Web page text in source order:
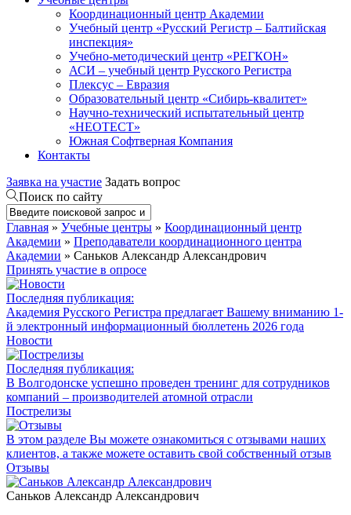
Координационный центр Академии
Учебный центр «Русский Регистр – Балтийская
инспекция»
Учебно-методический центр «РЕГКОН»
АСИ – учебный центр Русского Регистра
Плексус – Евразия
Образовательный центр «Сибирь-квалитет»
Научно-технический испытательный центр
«НЕОТЕСТ»
Южная Софтверная Компания
Контакты
Заявка на участие Задать вопрос
Поиск по сайту
Главная » Учебные центры » Координационный центр
Академии » Преподаватели координационного центра
Академии » Саньков Александр Александрович
Принять участие в опросе
Последняя публикация:
Академия Русского Регистра предлагает Вашему вниманию 1-
й электронный информационный бюллетень 2026 года
Новости
Последняя публикация:
В Волгодонске успешно проведен тренинг для сотрудников
компаний – производителей атомной отрасли
Пострелизы
В этом разделе Вы можете ознакомиться с отзывами наших
клиентов, а также можете оставить свой собственный отзыв
Отзывы
Саньков Александр Александрович